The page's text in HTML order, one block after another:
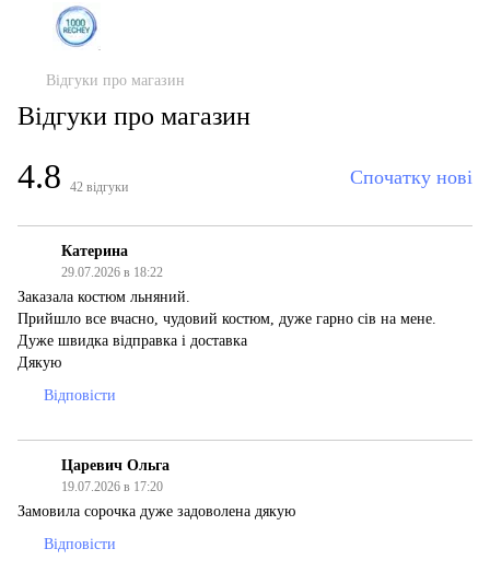
Відгуки про магазин
Відгуки про магазин
4.8 42 відгуки Спочатку нові
Катерина
29.07.2026 в 18:22
Заказала костюм льняний.
Прийшло все вчасно, чудовий костюм, дуже гарно сів на мене.
Дуже швидка відправка і доставка
Дякую
Відповісти
Царевич Ольга
19.07.2026 в 17:20
Замовила сорочка дуже задоволена дякую
Відповісти